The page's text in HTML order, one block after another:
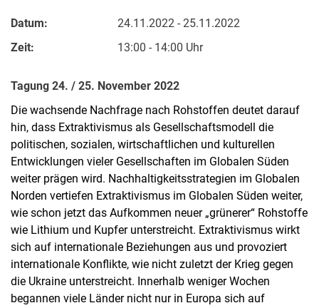
Datum:
24.11.2022 - 25.11.2022
Zeit:
13:00 - 14:00 Uhr
Tagung 24. / 25. November 2022
Die wachsende Nachfrage nach Rohstoffen deutet darauf
hin, dass Extraktivismus als Gesellschaftsmodell die
politischen, sozialen, wirtschaftlichen und kulturellen
Entwicklungen vieler Gesellschaften im Globalen Süden
weiter prägen wird. Nachhaltigkeitsstrategien im Globalen
Norden vertiefen Extraktivismus im Globalen Süden weiter,
wie schon jetzt das Aufkommen neuer „grünerer“ Rohstoffe
wie Lithium und Kupfer unterstreicht. Extraktivismus wirkt
sich auf internationale Beziehungen aus und provoziert
internationale Konflikte, wie nicht zuletzt der Krieg gegen
die Ukraine unterstreicht. Innerhalb weniger Wochen
begannen viele Länder nicht nur in Europa sich auf